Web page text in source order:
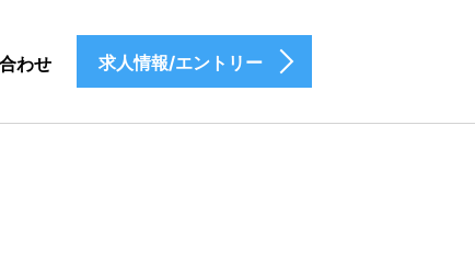
わせ 求人情報/エントリー